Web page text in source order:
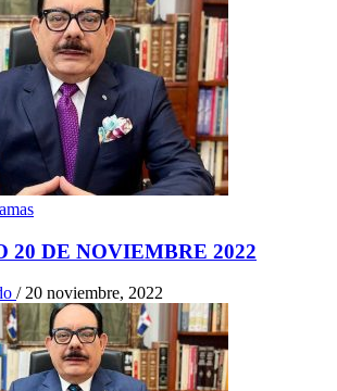
20 DE NOVIEMBRE 2022
/ 20 noviembre, 2022